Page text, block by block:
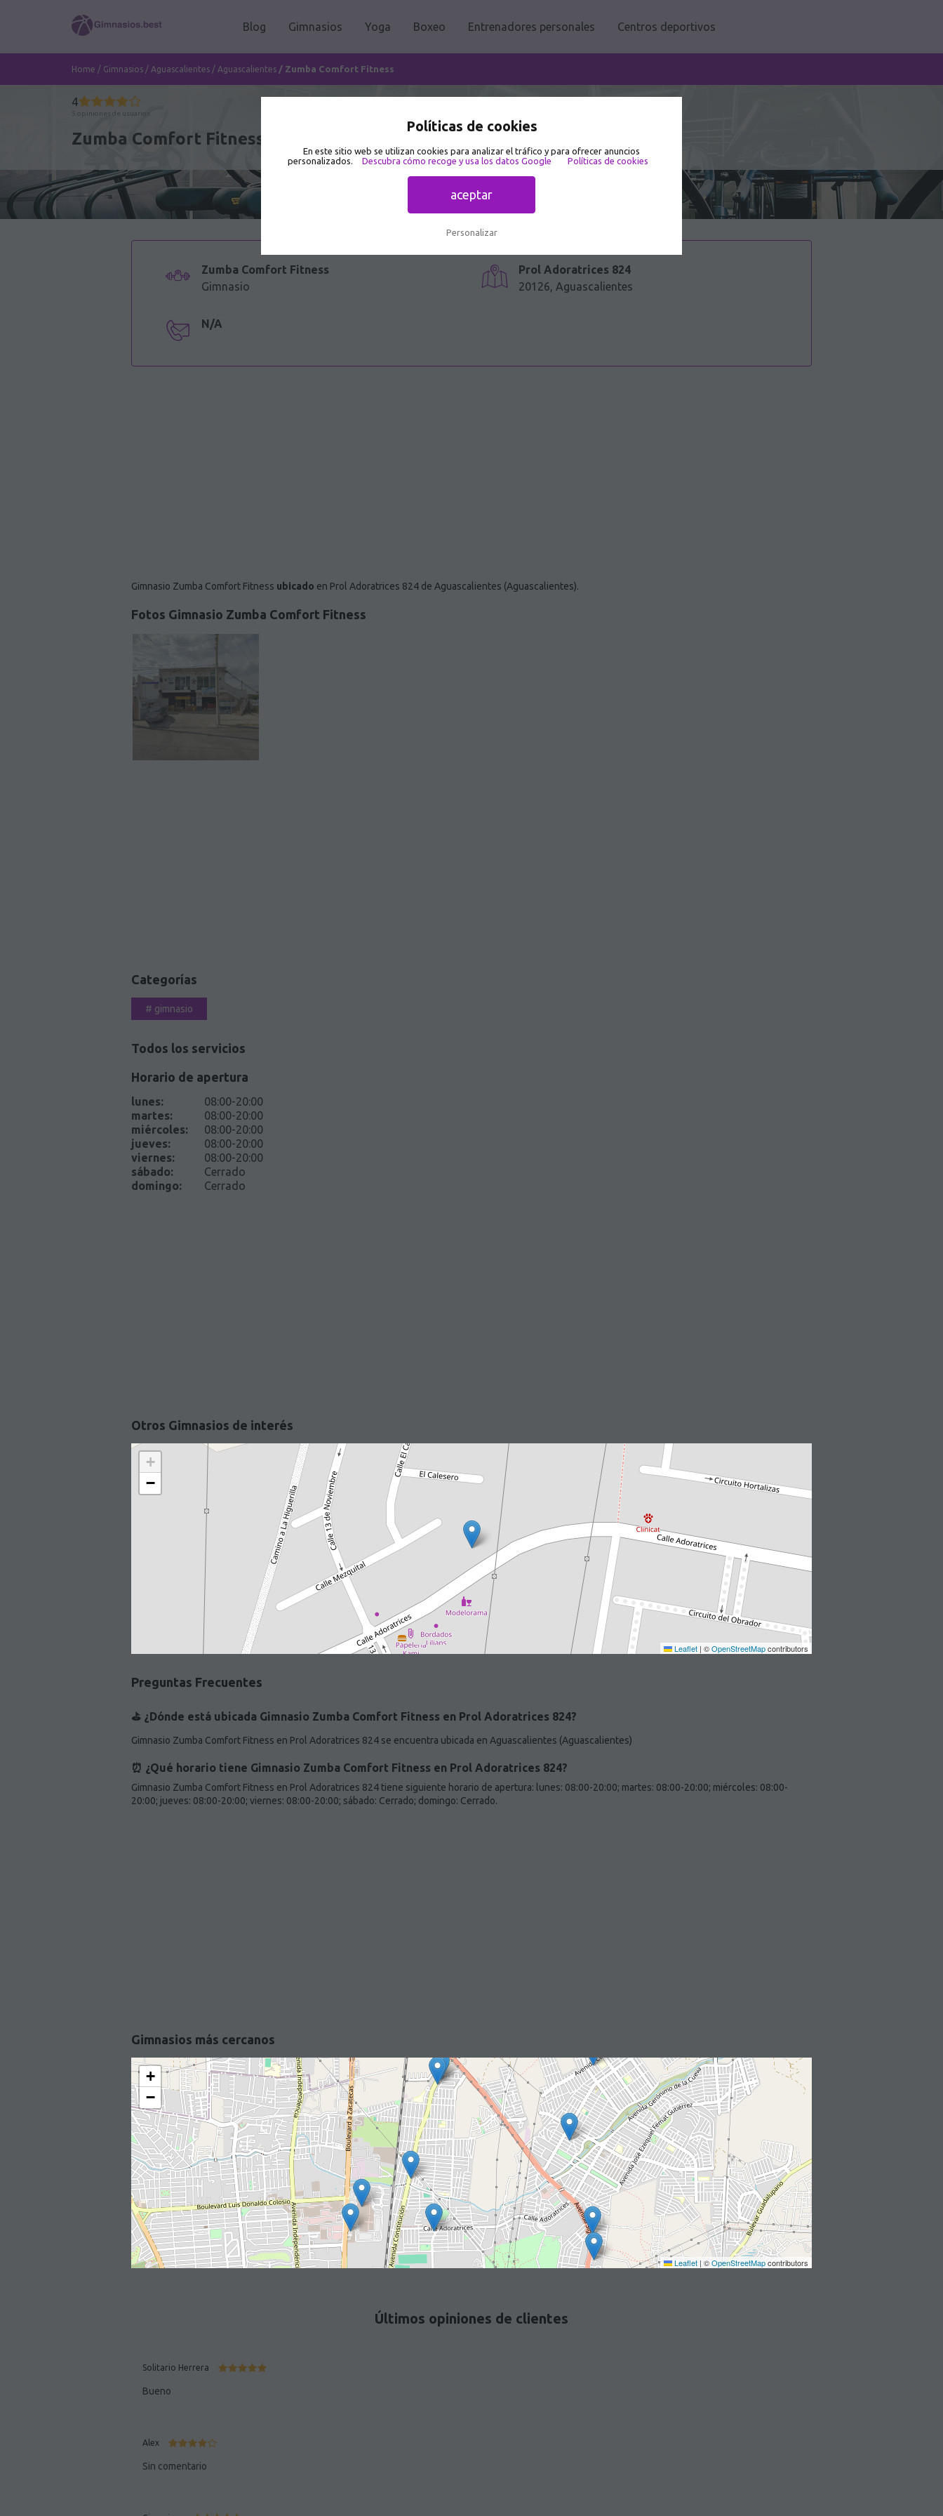
Políticas de cookies
En este sitio web se utilizan cookies para analizar el tráfico y para ofrecer anuncios
personalizados.
Descubra cómo recoge y usa los datos Google Políticas de cookies
aceptar
Personalizar
Blog Gimnasios Yoga Boxeo Entrenadores personales Centros deportivos
Home / Gimnasios / Aguascalientes / Aguascalientes / Zumba Comfort Fitness
4
5 opiniones de usuarios
Zumba Comfort Fitness - Gimnasio en Prol Adoratrices 824
Zumba Comfort Fitness
Gimnasio
Prol Adoratrices 824
20126, Aguascalientes
N/A
Gimnasio Zumba Comfort Fitness ubicado en Prol Adoratrices 824 de Aguascalientes (Aguascalientes).
Fotos Gimnasio Zumba Comfort Fitness
Categorías
# gimnasio
Todos los servicios
Horario de apertura
lunes:
08:00-20:00
martes:
08:00-20:00
miércoles:
08:00-20:00
jueves:
08:00-20:00
viernes:
08:00-20:00
sábado:
Cerrado
domingo: Cerrado
Otros Gimnasios de interés
+
−
Leaflet | ©OpenStreetMapcontributors
Preguntas Frecuentes
⛳️ ¿Dónde está ubicada Gimnasio Zumba Comfort Fitness en Prol Adoratrices 824?
Gimnasio Zumba Comfort Fitness en Prol Adoratrices 824 se encuentra ubicada en Aguascalientes (Aguascalientes)
⏰ ¿Qué horario tiene Gimnasio Zumba Comfort Fitness en Prol Adoratrices 824?
Gimnasio Zumba Comfort Fitness en Prol Adoratrices 824 tiene siguiente horario de apertura: lunes: 08:00-20:00; martes: 08:00-20:00; miércoles: 08:00-
20:00; jueves: 08:00-20:00; viernes: 08:00-20:00; sábado: Cerrado; domingo: Cerrado.
Gimnasios más cercanos
+
−
Leaflet | ©OpenStreetMapcontributors
Últimos opiniones de clientes
Solitario Herrera
Bueno
Alex
Sin comentario